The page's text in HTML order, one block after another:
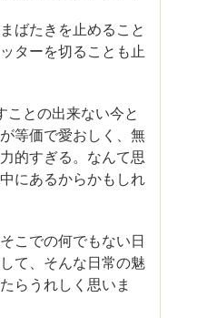
ばたきを止めること
ターを切ることも止
ことの出来ない今と
等価で愛おしく、無
的すぎる。なんて思
にあるからかもしれ
こでの何でもない日
て、そんな日常の魅
らうれしく思いま